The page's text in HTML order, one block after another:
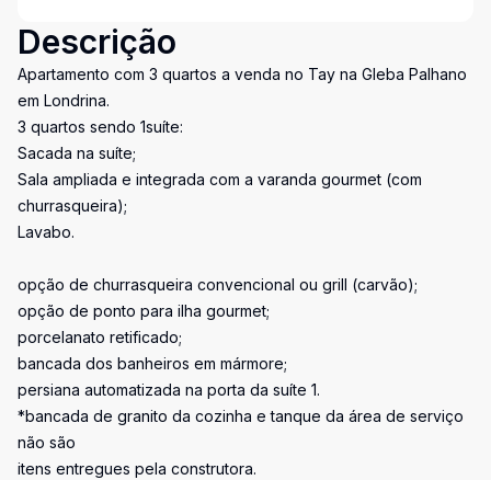
Descrição
Apartamento com 3 quartos a venda no Tay na Gleba Palhano
em Londrina.
3 quartos sendo 1suíte:
Sacada na suíte;
Sala ampliada e integrada com a varanda gourmet (com
churrasqueira);
Lavabo.
opção de churrasqueira convencional ou grill (carvão);
opção de ponto para ilha gourmet;
porcelanato retificado;
bancada dos banheiros em mármore;
persiana automatizada na porta da suíte 1.
*bancada de granito da cozinha e tanque da área de serviço
não são
itens entregues pela construtora.